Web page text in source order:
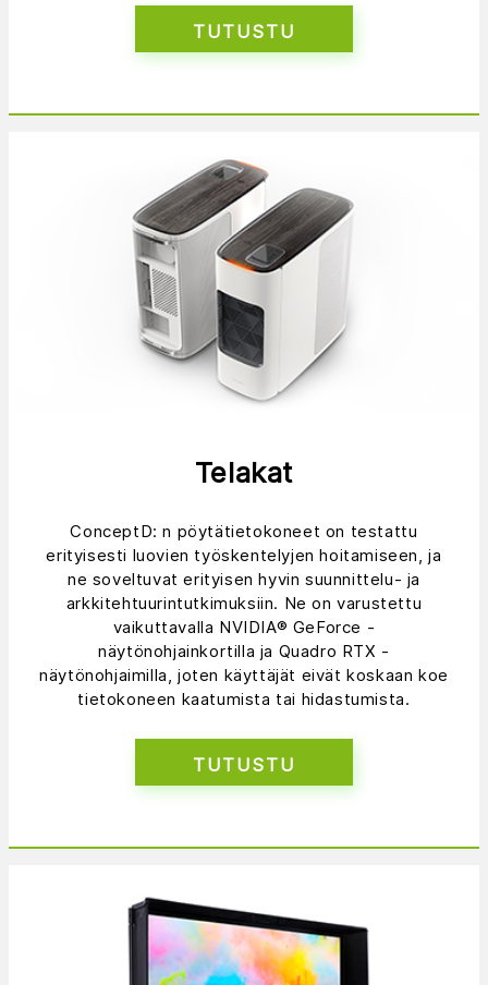
TUTUSTU
Telakat
ConceptD: n pöytätietokoneet on testattu
erityisesti luovien työskentelyjen hoitamiseen, ja
ne soveltuvat erityisen hyvin suunnittelu- ja
arkkitehtuurintutkimuksiin. Ne on varustettu
vaikuttavalla NVIDIA® GeForce -
näytönohjainkortilla ja Quadro RTX -
näytönohjaimilla, joten käyttäjät eivät koskaan koe
tietokoneen kaatumista tai hidastumista.
TUTUSTU